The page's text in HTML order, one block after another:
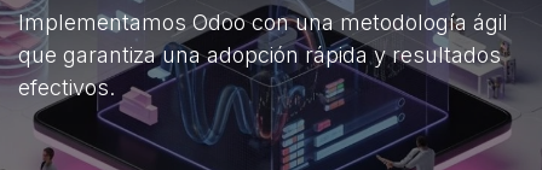
Implementamos Odoo con una metodología ágil
que garantiza una adopción rápida y resultados
efectivos.